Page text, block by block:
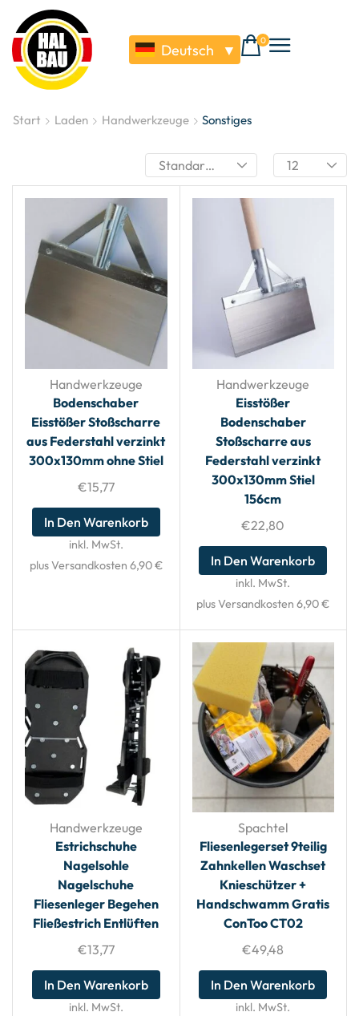
Deutsch ▼
0
Start Laden Handwerkzeuge Sonstiges
Handwerkzeuge
Bodenschaber
Eisstößer Stoßscharre
aus Federstahl verzinkt
300x130mm ohne Stiel
€15,77
In Den Warenkorb
inkl. MwSt.
plus Versandkosten 6,90 €
Handwerkzeuge
Eisstößer
Bodenschaber
Stoßscharre aus
Federstahl verzinkt
300x130mm Stiel
156cm
€22,80
In Den Warenkorb
inkl. MwSt.
plus Versandkosten 6,90 €
Handwerkzeuge
Estrichschuhe
Nagelsohle
Nagelschuhe
Fliesenleger Begehen
Fließestrich Entlüften
€13,77
In Den Warenkorb
inkl. MwSt.
Spachtel
Fliesenlegerset 9teilig
Zahnkellen Waschset
Knieschützer +
Handschwamm Gratis
ConToo CT02
€49,48
In Den Warenkorb
inkl. MwSt.